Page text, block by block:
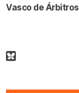
Vasco de Árbitros